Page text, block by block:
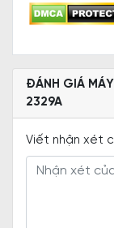
ĐÁNH GIÁ
2329A
Viết nhận xét